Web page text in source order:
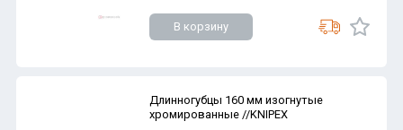
В корзину
Длинногубцы 160 мм изогнутые
хромированные //KNIPEX